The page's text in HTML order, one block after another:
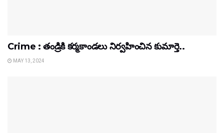
Crime : తండ్రికి కర్మకాండలు నిర్వహించిన కుమార్తె..
MAY 13, 2024